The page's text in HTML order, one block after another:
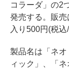
コラーダ」の2
発売する。販
入り500円(税込/
製品名は「ネ
ィック」、「